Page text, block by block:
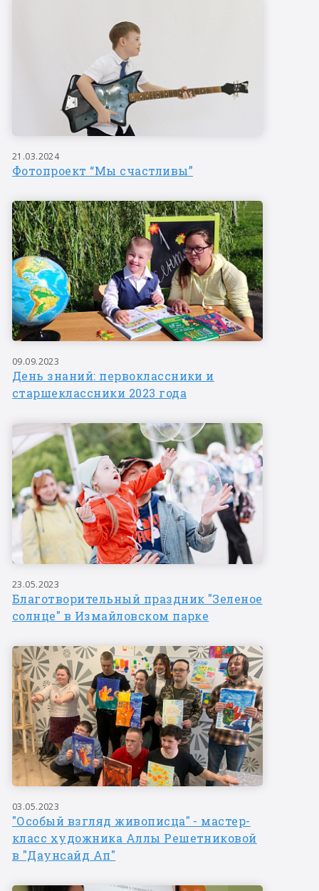
21.03.2024
Фотопроект “Мы счастливы”
09.09.2023
День знаний: первоклассники и
старшеклассники 2023 года
23.05.2023
Благотворительный праздник "Зеленое
солнце" в Измайловском парке
03.05.2023
"Особый взгляд живописца" - мастер-
класс художника Аллы Решетниковой
в "Даунсайд Ап"